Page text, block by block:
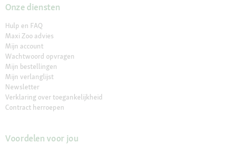
Onze diensten
Hulp en FAQ
Maxi Zoo advies
Mijn account
Wachtwoord opvragen
Mijn bestellingen
Mijn verlanglijst
Newsletter
Verklaring over toegankelijkheid
Contract herroepen
Voordelen voor jou